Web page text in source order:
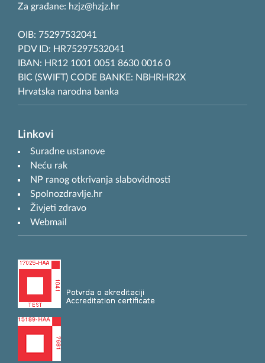
Za građane: hzjz@hzjz.hr
OIB: 75297532041
PDV ID: HR75297532041
IBAN: HR12 1001 0051 8630 0016 0
BIC (SWIFT) CODE BANKE: NBHRHR2X
Hrvatska narodna banka
Linkovi
Suradne ustanove
Neću rak
NP ranog otkrivanja slabovidnosti
Spolnozdravlje.hr
Živjeti zdravo
Webmail